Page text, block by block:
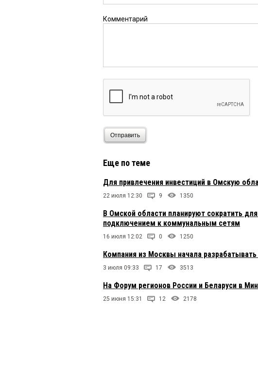
Комментарий
Отправить
Еще по теме
Для привлечения инвестиций в Омскую
22 июля 12:30 9 1350
В Омской области планируют сократить
подключением к коммунальным сетям
16 июля 12:02 0 1250
Компания из Москвы начала
3 июля 09:33 17 3513
На Форум регионов России и Беларуси в
25 июня 15:31 12 2178